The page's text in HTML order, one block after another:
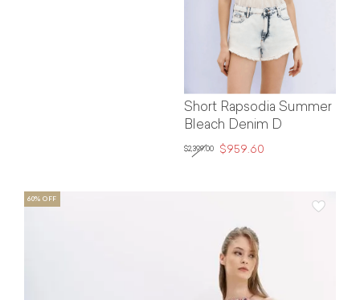
Short Rapsodia Summer
Bleach Denim D
$2,399.00 $959.60